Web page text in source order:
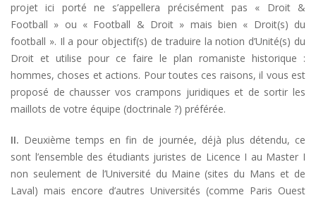
projet ici porté ne s’appellera précisément pas « Droit &
Football » ou « Football & Droit » mais bien « Droit(s) du
football ». Il a pour objectif(s) de traduire la notion d’Unité(s) du
Droit et utilise pour ce faire le plan romaniste historique :
hommes, choses et actions. Pour toutes ces raisons, il vous est
proposé de chausser vos crampons juridiques et de sortir les
maillots de votre équipe (doctrinale ?) préférée.
II. Deuxième temps en fin de journée, déjà plus détendu, ce
sont l’ensemble des étudiants juristes de Licence I au Master I
non seulement de l’Université du Maine (sites du Mans et de
Laval) mais encore d’autres Universités (comme Paris Ouest